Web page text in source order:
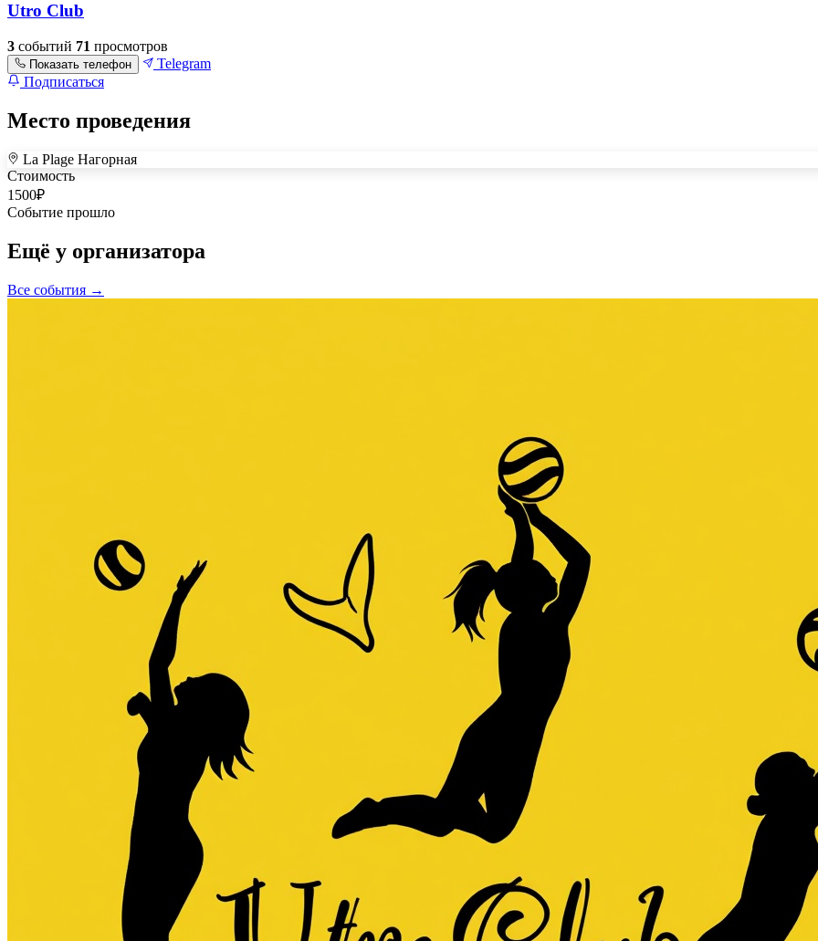
Utro Club
3 событий 71 просмотров
Показать телефон
Telegram
Подписаться
Место проведения
+
–
La Plage Нагорная
Стоимость
1500₽
Событие прошло
Ещё у организатора
Все события →